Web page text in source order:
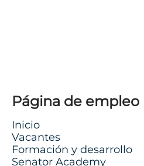
Página de empleo
Inicio
Vacantes
Formación y desarrollo
Senator Academy